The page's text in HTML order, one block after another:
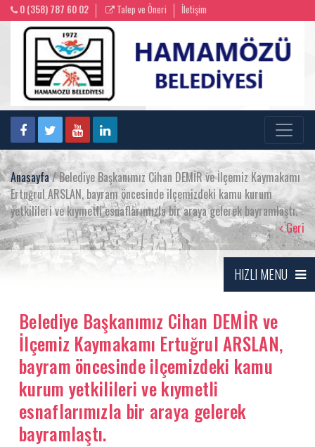
0 (358) 787 60 02 Talep ve Öneri İletişim
Anasayfa/ Belediye Başkanımız Cihan DEMİR ve İlçemiz Kaymakamı
Ertuğrul ARSLAN, bayram öncesinde ilçemizdeki kamu kurum
yetkilileri ve kıymetli esnaflarımızla bir araya gelerek bayramlaştı.
Geri
HIZLI MENU
Belediye Başkanımız Cihan DEMİR ve
İlçemiz Kaymakamı Ertuğrul ARSLAN,
bayram öncesinde ilçemizdeki kamu
kurum yetkilileri ve kıymetli
esnaflarımızla bir araya gelerek
bayramlaştı.